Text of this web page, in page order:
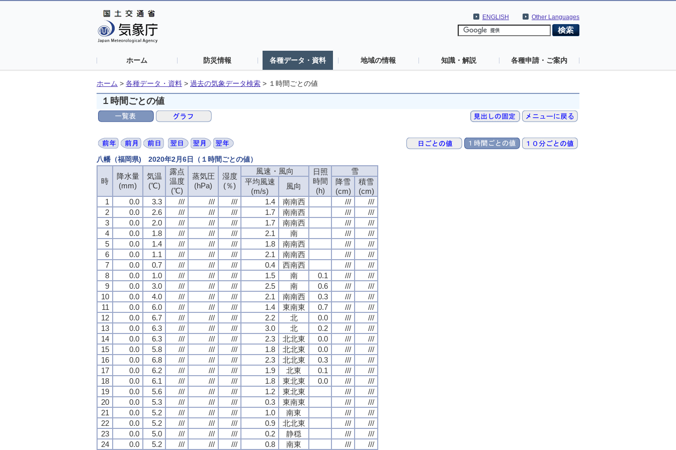
Other Languages
ENGLISH
ホーム 防災情報 各種データ・資料 地域の情報 知識・解説 各種申請・ご案内
ホーム > 各種データ・資料 > 過去の気象データ検索 > １時間ごとの値
１時間ごとの値
八幡（福岡県) 2020年2月6日（１時間ごとの値）
時
降水量
(mm)
気温
(℃)
露点
温度
(℃)
蒸気圧
(hPa)
湿度
(％)
風速・風向
日照
時間
(h)
雪
平均風速
(m/s)
風向
降雪
(cm)
積雪
(cm)
1
0.0 3.3 /// /// /// 1.4 南南西 ///
///
2
0.0 2.6 /// /// /// 1.7 南南西 ///
///
3
0.0 2.0 /// /// /// 1.7 南南西 ///
///
4
0.0 1.8 /// /// /// 2.1 南 ///
///
5
0.0 1.4 /// /// /// 1.8 南南西 ///
///
6
0.0 1.1 /// /// /// 2.1 南南西 ///
///
7
0.0 0.7 /// /// /// 0.4 西南西 ///
///
8
0.0 1.0 /// /// /// 1.5 南 0.1 ///
///
9
0.0 3.0 /// /// /// 2.5 南 0.6 ///
///
10
0.0 4.0 /// /// /// 2.1 南南西 0.3 ///
///
11
0.0 6.0 /// /// /// 1.4 東南東 0.7 ///
///
12
0.0 6.7 /// /// /// 2.2 北 0.0 ///
///
13
0.0 6.3 /// /// /// 3.0 北 0.2 ///
///
14
0.0 6.3 /// /// /// 2.3 北北東 0.0 ///
///
15
0.0 5.8 /// /// /// 1.8 北北東 0.0 ///
///
16
0.0 6.8 /// /// /// 2.3 北北東 0.3 ///
///
17
0.0 6.2 /// /// /// 1.9 北東 0.1 ///
///
18
0.0 6.1 /// /// /// 1.8 東北東 0.0 ///
///
19
0.0 5.6 /// /// /// 1.2 東北東 ///
///
20
0.0 5.3 /// /// /// 0.3 東南東 ///
///
21
0.0 5.2 /// /// /// 1.0 南東 ///
///
22
0.0 5.2 /// /// /// 0.9 北北東 ///
///
23
0.0 5.0 /// /// /// 0.2 静穏 ///
///
24
0.0 5.2 /// /// /// 0.8 南東 /// ///